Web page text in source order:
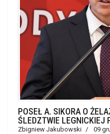
POSEŁ A. SIKORA O
ŚLEDZTWIE LEGNICKIEJ
Zbigniew Jakubowski 09